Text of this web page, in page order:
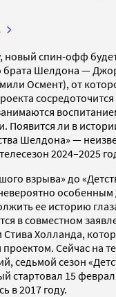
новый спин-офф
брата Шелдона —
Осмент), от
Появится ли в
Шелдона» —
2024–2025
взрыва» до
ее историю
в совместном
Холланда,
Сейчас на
седьмой сезон
стартовал 15
в 2017 году.